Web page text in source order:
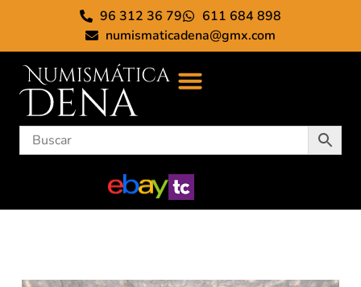
96 312 36 79
611 684 898
numismaticadena@gmx.com